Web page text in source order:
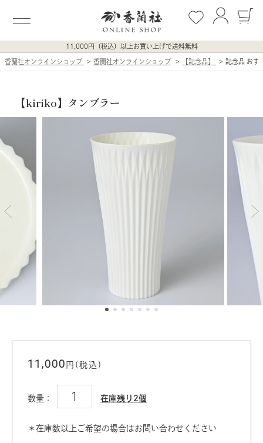
11,000円（税込）以上お買い上げで送料無料
香蘭社オンラインショップ 香蘭社オンラインショップ 【記念品】 記念品 おす
【kiriko】タンブラー
11,000 円(税込)
数量： 在庫残り2個
＊在庫数以上ご希望の場合はお問い合わせください